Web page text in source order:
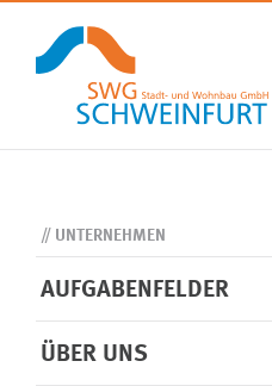
Gewerbe
UNTERNEHMEN
AUFGABENFELDER
ÜBER UNS